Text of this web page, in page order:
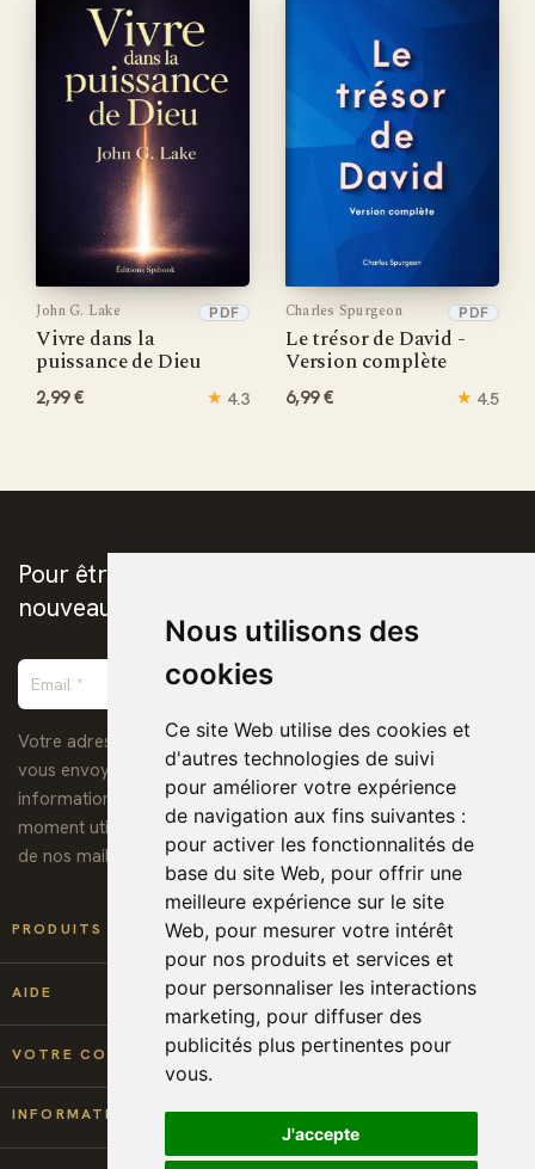
Nous utilisons des
cookies
Ce site Web utilise des cookies et
d'autres technologies de suivi
pour améliorer votre expérience
de navigation aux fins suivantes :
pour activer les fonctionnalités de
base du site Web, pour offrir une
meilleure expérience sur le site
Web, pour mesurer votre intérêt
pour nos produits et services et
pour personnaliser les interactions
marketing, pour diffuser des
publicités plus pertinentes pour
vous.
J'accepte
John G. Lake
Vivre dans la
puissance de Dieu
PDF
2,99 € ★ 4.3
Charles Spurgeon
Le trésor de David -
Version complète
PDF
6,99 € ★ 4.5
Pour être prévenus de la publication des
nouveaux ebooks chrétiens
Votre adresse de messagerie est uniquement utilisée pour
vous envoyer notre lettre d'information ainsi que des
informations concernant nos activités. Vous pouvez à tout
moment utiliser le lien de désabonnement intégré dans chacun
de nos mails.
PRODUITS
AIDE
VOTRE COMPTE
INFORMATIONS